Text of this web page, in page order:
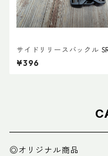
サイドリリースバックル
MD 両引き 20mm (２個)
¥396
◎オリジナル商品